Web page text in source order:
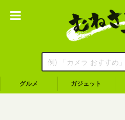
グルメ ガジェット